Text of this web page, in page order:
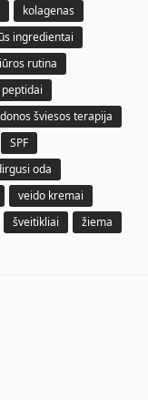
kolagenas
ingredientai
rutina
peptidai
šviesos terapija
SPF
oda
veido kremai
šveitikliai žiema